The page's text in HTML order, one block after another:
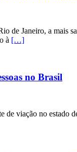
de Janeiro, a mais
à […]
no Brasil
de viação no estado